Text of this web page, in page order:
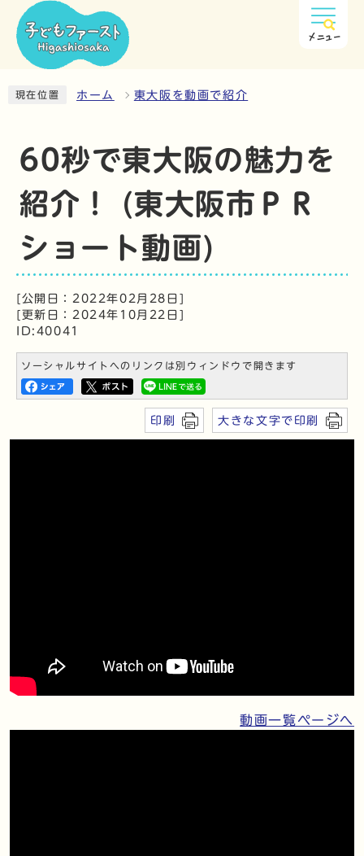
メニュー
現在位置 ホーム 東大阪を動画で紹介
60秒で東大阪の魅力を
紹介！ (東大阪市ＰＲ
ショート動画)
[公開日：2022年02月28日]
[更新日：2024年10月22日]
ID:40041
ソーシャルサイトへのリンクは別ウィンドウで開きます
印刷 大きな文字で印刷
動画一覧ページへ